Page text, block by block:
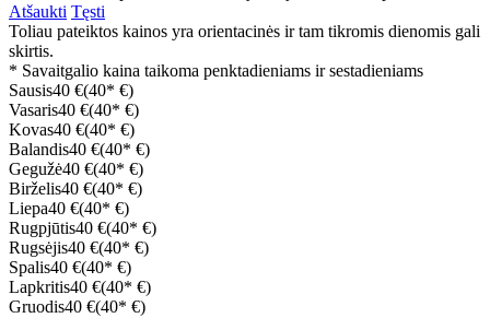
Atšaukti Tęsti
Toliau pateiktos kainos yra orientacinės ir tam tikromis dienomis gali
skirtis.
* Savaitgalio kaina taikoma penktadieniams ir sestadieniams
Sausis40 €(40* €)
Vasaris40 €(40* €)
Kovas40 €(40* €)
Balandis40 €(40* €)
Gegužė40 €(40* €)
Birželis40 €(40* €)
Liepa40 €(40* €)
Rugpjūtis40 €(40* €)
Rugsėjis40 €(40* €)
Spalis40 €(40* €)
Lapkritis40 €(40* €)
Gruodis40 €(40* €)